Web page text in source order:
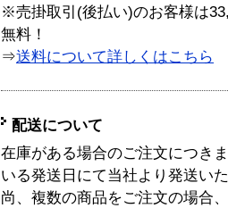
※売掛取引(後払い)のお客様は
無料！
⇒送料について詳しくはこちら
配送について
在庫がある場合のご注文につき
いる発送日にて当社より発送い
尚、複数の商品をご注文の場合